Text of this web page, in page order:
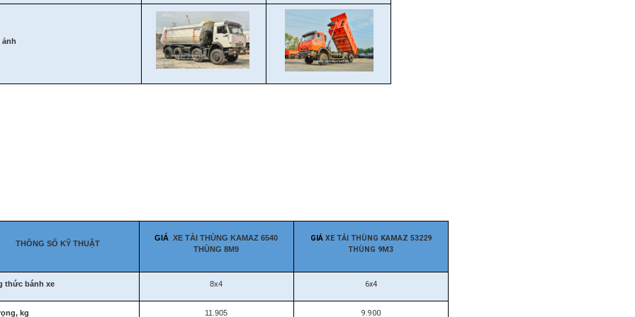
ảnh
THÔNG SỐ KỸ THUẬT
GIÁ XE TẢI THÙNG KAMAZ 6540
THÙNG 8M9
GIÁ XE TẢI THÙNG KAMAZ 53229
THÙNG 9M3
thức bánh xe 8x4 6x4
kg 11.905 9.900